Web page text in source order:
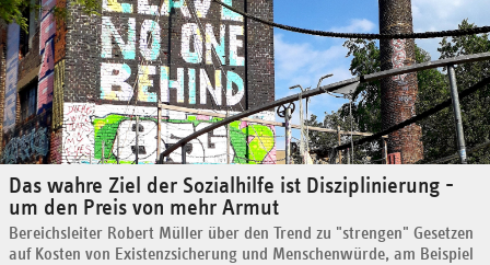
Das wahre Ziel der Sozialhilfe ist Disziplinierung -
um den Preis von mehr Armut
Bereichsleiter Robert Müller über den Trend zu "strengen" Gesetzen
auf Kosten von Existenzsicherung und Menschenwürde, am Beispiel